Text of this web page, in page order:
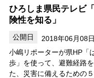
ひろしま県民テレビ
険性を知る」
2018年06月08
小嶋リポーターが県HP「
歩」を使って、避難経路
た、災害に備えるための